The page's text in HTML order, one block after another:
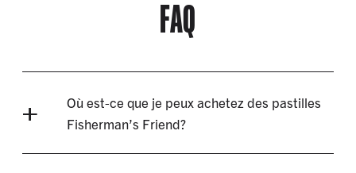
FAQ
Où est-ce que je peux achetez des pastilles
Fisherman’s Friend?